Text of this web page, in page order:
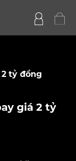
tỷ đồng
giá 2 tỷ